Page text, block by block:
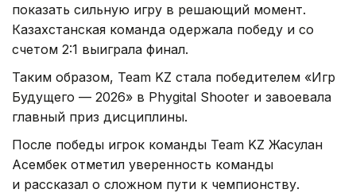
показать сильную игру в решающий момент.
Казахстанская команда одержала победу и со
счетом 2:1 выиграла финал.
Таким образом, Team KZ стала победителем «Игр
Будущего — 2026» в Phygital Shooter и завоевала
главный приз дисциплины.
После победы игрок команды Team KZ Жасулан
Асембек отметил уверенность команды
и рассказал о сложном пути к чемпионству.